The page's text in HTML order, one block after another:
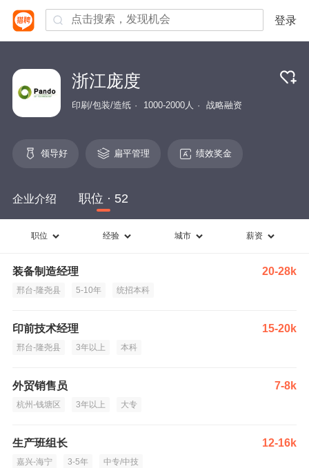
登录
浙江庞度
印刷/包装/造纸 1000-2000人 战略融资
领导好 扁平管理 绩效奖金
企业介绍 职位 · 52
职位 经验 城市 薪资
装备制造经理 20-28k
邢台-隆尧县 5-10年 统招本科
印前技术经理 15-20k
邢台-隆尧县 3年以上 本科
外贸销售员 7-8k
杭州-钱塘区 3年以上 大专
生产班组长 12-16k
嘉兴-海宁 3-5年 中专/中技